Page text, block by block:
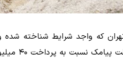
که واجد شرایط شناخته شده و
۴۰ میلیون تومان اقدام کنند.